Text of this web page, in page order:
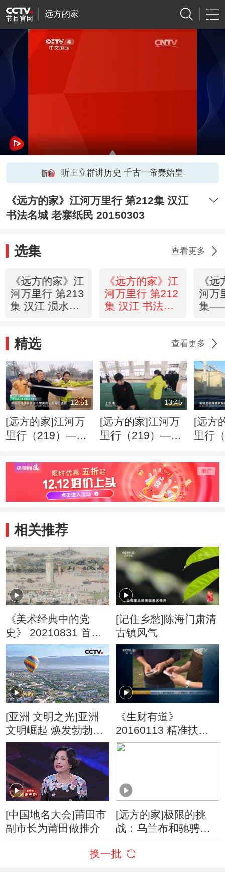
远方的家
听王立群讲历史 千古一帝秦始皇
《远方的家》江河万里行 第212集 汉江
书法名城 老寨纸民 20150303
选集 查看更多
《远方的家》江
河万里行 第213
集 汉江 涢水河
《远方的家》江
河万里行 第212
集 汉江 书法名
《
河万
集
精选 查看更多
12:51
[远方的家]江河万
里行（219）——
劈挂拳
13:45
[远方的家]江河万
里行（219）——
八极拳
[远方
里行
戳脚拳
相关推荐
《美术经典中的党
史》 20210831 首都
之春（65）
[记住乡愁]陈海门肃清
古镇风气
[亚洲 文明之光]亚洲
文明崛起 焕发勃勃生
机
《生财有道》
20160113 精准扶贫
小康中国系列——广
[中国地名大会]莆田市
副市长为莆田做推介
[远方的家]极限的挑
战：乌兰布和驰骋沙
换一批